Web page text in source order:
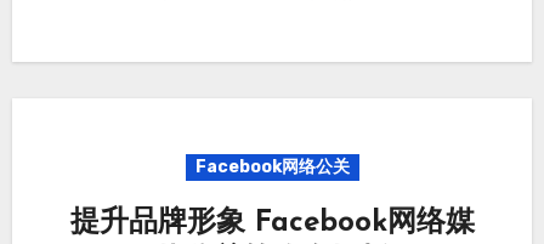
Facebook网络公关
提升品牌形象 Facebook网络媒